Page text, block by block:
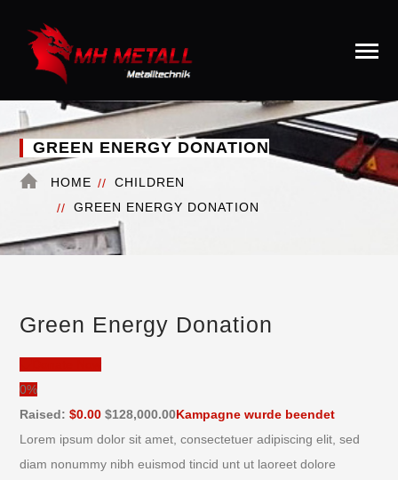
GREEN ENERGY DONATION
HOME
CHILDREN
GREEN ENERGY DONATION
Green Energy Donation
0%
Raised:$0.00 $128,000.00Kampagne wurde beendet
Lorem ipsum dolor sit amet, consectetuer adipiscing elit, sed
diam nonummy nibh euismod tincid unt ut laoreet dolore